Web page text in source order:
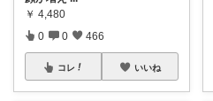
￥ 4,480
0 0 466
コレ いいね